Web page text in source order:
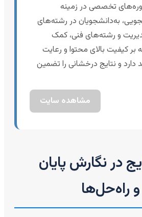
تخصصی در زمینه
به‌دانشجویان در رشته‌های
و رشته‌های فنی، کمک
کیفیت بالای محتوا و رعایت
دارد و نتایج درخشانی را تضمین
مشاهده سایت
در نگارش پایان
راه‌حل‌ها